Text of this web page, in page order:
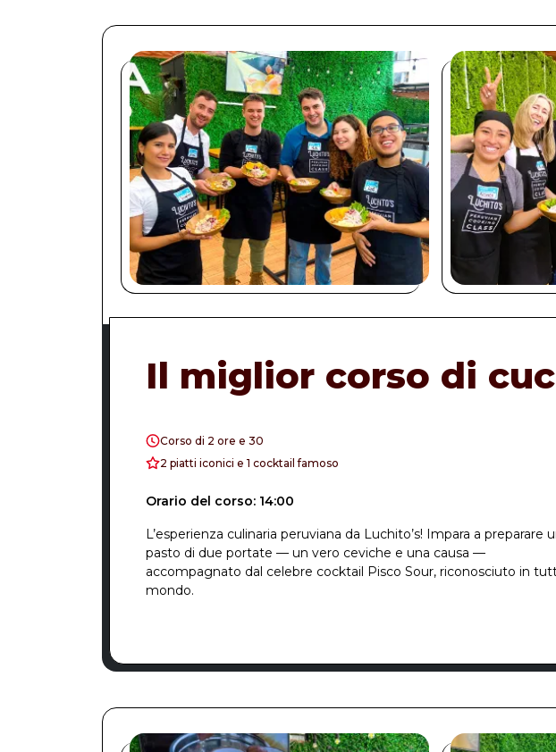
Il miglior corso di
Corso di 2 ore e 30
2 piatti iconici e 1 cocktail famoso
Orario del corso: 14:00
L’esperienza culinaria peruviana da Luchito’s! Impara a preparare
pasto di due portate — un vero ceviche e una causa —
accompagnato dal celebre cocktail Pisco Sour, riconosciuto in
mondo.